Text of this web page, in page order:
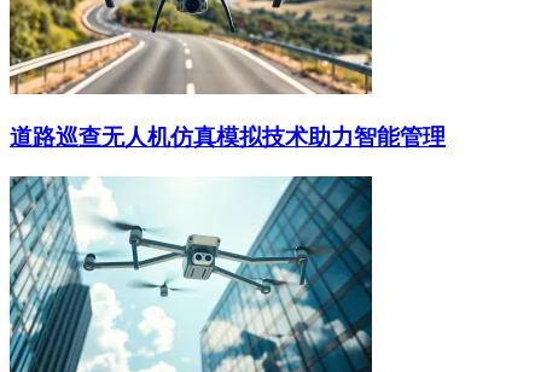
道路巡查无人机仿真模拟技术助力智能管理